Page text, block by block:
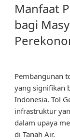
Manfaat
bagi
Pembangunan
yang signifikan
Indonesia. Tol
infrastruktur
dalam upaya
di Tanah Air.